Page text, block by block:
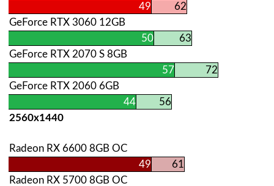
49
62
GeForce RTX 3060 12GB
50
63
GeForce RTX 2070 S 8GB
57
72
GeForce RTX 2060 6GB
44
56
2560х1440
Radeon RX 6600 8GB OC
49
61
Radeon RX 5700 8GB OC